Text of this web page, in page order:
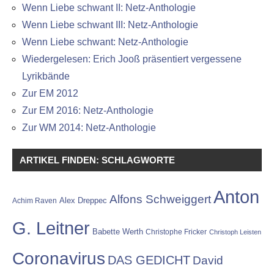
Wenn Liebe schwant II: Netz-Anthologie
Wenn Liebe schwant III: Netz-Anthologie
Wenn Liebe schwant: Netz-Anthologie
Wiedergelesen: Erich Jooß präsentiert vergessene
Lyrikbände
Zur EM 2012
Zur EM 2016: Netz-Anthologie
Zur WM 2014: Netz-Anthologie
ARTIKEL FINDEN: SCHLAGWORTE
Achim Raven Alex Dreppec Alfons SchweiggertAnton
G. Leitner Babette Werth Christophe Fricker Christoph Leisten
Coronavirus DAS GEDICHT David